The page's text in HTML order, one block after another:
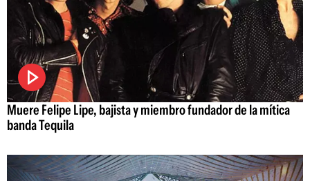
Muere Felipe Lipe, bajista y miembro fundador de la mítica
banda Tequila